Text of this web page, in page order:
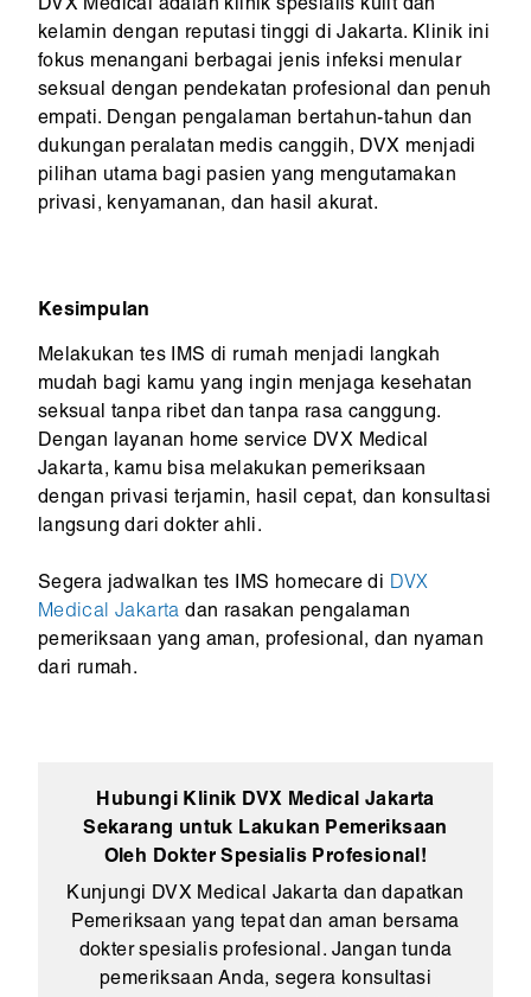
DVX Medical adalah klinik spesialis kulit dan
kelamin dengan reputasi tinggi di Jakarta. Klinik ini
fokus menangani berbagai jenis infeksi menular
seksual dengan pendekatan profesional dan penuh
empati. Dengan pengalaman bertahun-tahun dan
dukungan peralatan medis canggih, DVX menjadi
pilihan utama bagi pasien yang mengutamakan
privasi, kenyamanan, dan hasil akurat.
Kesimpulan
Melakukan tes IMS di rumah menjadi langkah
mudah bagi kamu yang ingin menjaga kesehatan
seksual tanpa ribet dan tanpa rasa canggung.
Dengan layanan home service DVX Medical
Jakarta, kamu bisa melakukan pemeriksaan
dengan privasi terjamin, hasil cepat, dan konsultasi
langsung dari dokter ahli.
Segera jadwalkan tes IMS homecare di DVX
Medical Jakarta dan rasakan pengalaman
pemeriksaan yang aman, profesional, dan nyaman
dari rumah.
Hubungi Klinik DVX Medical Jakarta
Sekarang untuk Lakukan Pemeriksaan
Oleh Dokter Spesialis Profesional!
Kunjungi DVX Medical Jakarta dan dapatkan
Pemeriksaan yang tepat dan aman bersama
dokter spesialis profesional. Jangan tunda
pemeriksaan Anda, segera konsultasi